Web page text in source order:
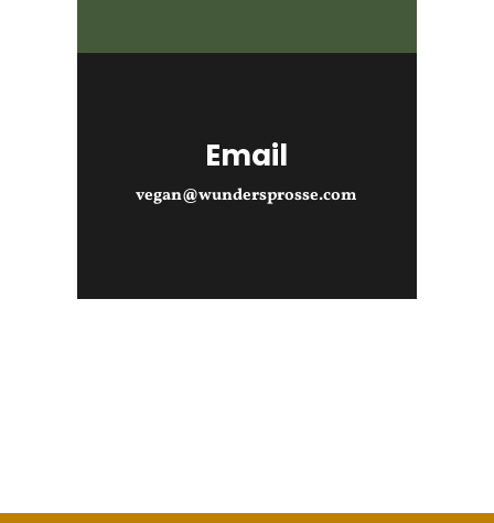
Email
vegan@wundersprosse.com